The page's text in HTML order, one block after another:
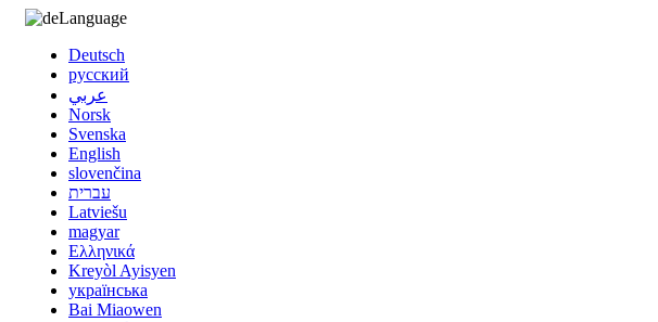
Language
Deutsch
русский
عربي
Norsk
Svenska
English
slovenčina
עברית
Latviešu
magyar
Ελληνικά
Kreyòl Ayisyen
українська
Bai Miaowen